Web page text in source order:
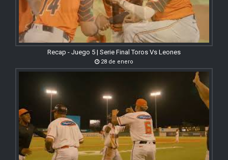
Recap - Juego 5 | Serie Final Toros Vs Leones
28 de enero